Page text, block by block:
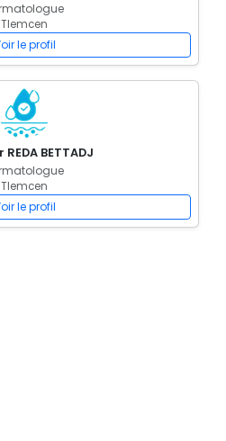
Tlemcen
le profil
BETTADJ
Tlemcen
le profil